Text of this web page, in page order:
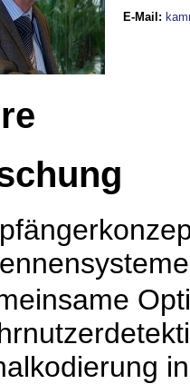
E-Mail :